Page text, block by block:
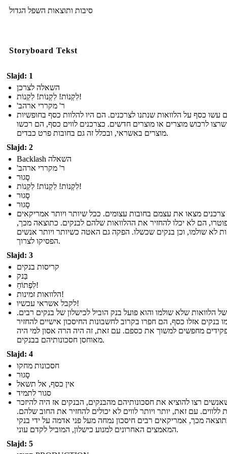
סיבות ותוצאות השפל הגדול
Storyboard Tekst
Slajd: 1
השאלה לצרכן
לִקְנוֹת! לִקְנוֹת! לִקְנוֹת!
'ר' מקררי ארהב
עשו כסף על הלוואות שנתנו לצרכנים. הם היו להלוות כסף בחופשיות
לרכוש מוצרים או מוצרים חדשים. כצרכנים לווים כסף, הם רכשו
מוצרים באשראי, ובכלל זה גם בחובות פרט כבדים.
Slajd: 2
Backlash השאלה
'ר' מקררי ארהב
סָגוּר
לִקְנוֹת! לִקְנוֹת! לִקְנוֹת!
סָגוּר
סָגוּר
צרכנים מצאו את עצמם בחובות עצומים. ככל שיותר ויותר אמריקאים
הם לא יכלו להחזיר את ההלוואות שלהם לבנקים. כתוצאה מכך,
לא שולמו, וכן בנקים שכשלו. הפקה גם האטה כשיותר ויותר אנשים
הפסיקו לצרוך.
Slajd: 3
קריסות בנקים
בַּנק
לִפְתוֹחַ!
הלוואות זמינות!
לקבל אשראי עכשיו!
הלוואות שלא שולמו והוא פועל בנק הוביל לכישלון של בנקים רבים.
בנקים אזלו כסף, הם חפרו בקרוב לחשבונות החיסכון אישיים להחזיר
מחפשים למשוך את כספם. עם זאת, זה היה הרה אסון למי היה
מאוחסן חסכונותיהם בבנקים.
Slajd: 4
חסכונות מחקו
סָגוּר
אין כסף, אל תשאל
סגור לתמיד
רצו להוציא את חסכונותיהם מהבנקים, הבנקים אז היה להיזכר
ללווים. עם זאת, יותר ויותר לווים לא יכולים להחזיר את החוב שלהם.
מכך, אמריקאים רבים חיסכון נמחה מעל פני אדמה על ידי בנקי
המאמצים האחרונים למנוע כישלון, המוביל לקדם עוני.
Slajd: 5